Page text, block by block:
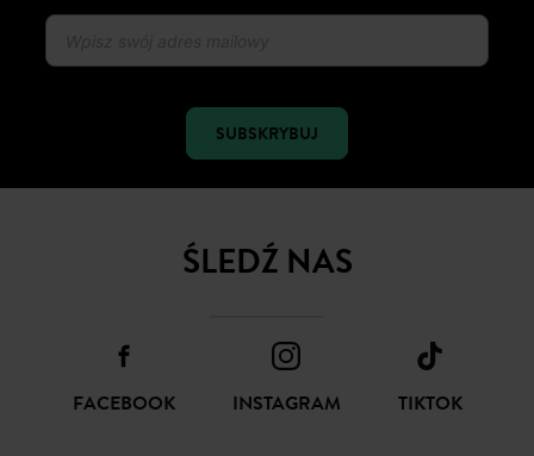
SUBSKRYBUJ
ŚLEDŹ NAS
FACEBOOK INSTAGRAM TIKTOK